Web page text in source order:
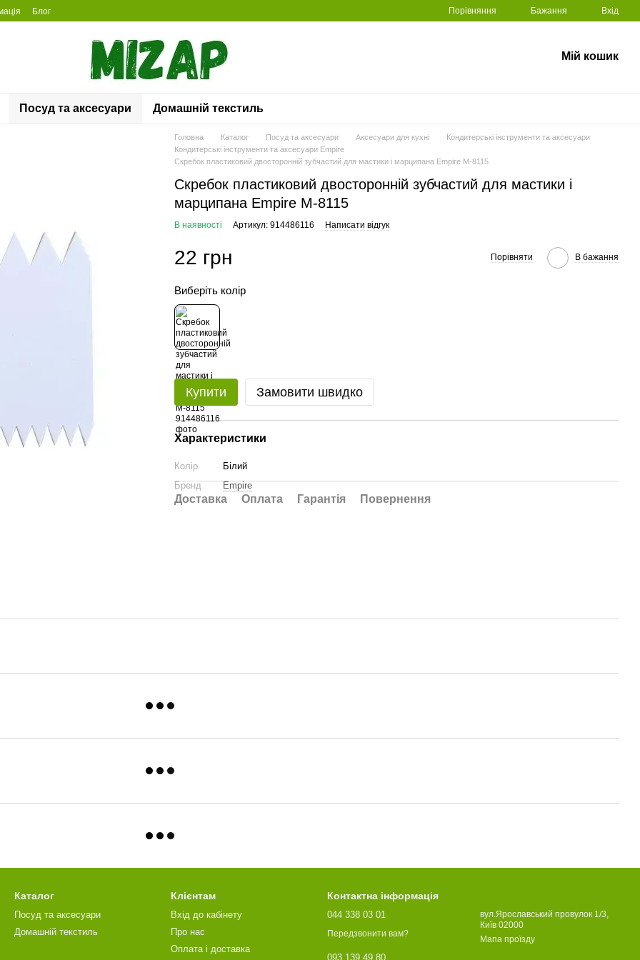
Блог Порівняння Бажання Вхід
Мій кошик
Посуд та аксесуари Домашній текстиль
Головна Каталог Посуд та аксесуари Аксесуари для кухні
Кондитерські інструменти та аксесуари
Кондитерські інструменти та аксесуари Empire
Скребок пластиковий двосторонній зубчастий для мастики і марципана Empire М-8115
Скребок пластиковий двосторонній зубчастий для мастики і
марципана Empire М-8115
В наявності Артикул: 914486116 Написати відгук
22 грн Порівняти В бажання
Виберіть колір
Купити Замовити швидко
Характеристики
Колір
Білий
Бренд
Empire
Доставка Оплата Гарантія Повернення
Каталог
Посуд та аксесуари
Домашній текстиль
Клієнтам
Вхід до кабінету
Про нас
Оплата і доставка
Контактна інформація
044 338 03 01
Передзвонити вам?
093 139 49 80
вул.Ярославський провулок 1/3,
Київ 02000
Мапа проїзду